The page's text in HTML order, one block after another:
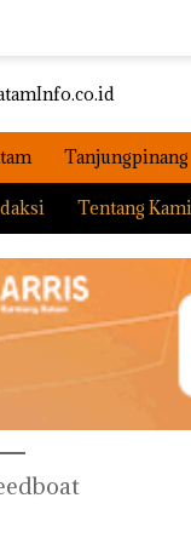
Tanjungpinang
Tentang Kami